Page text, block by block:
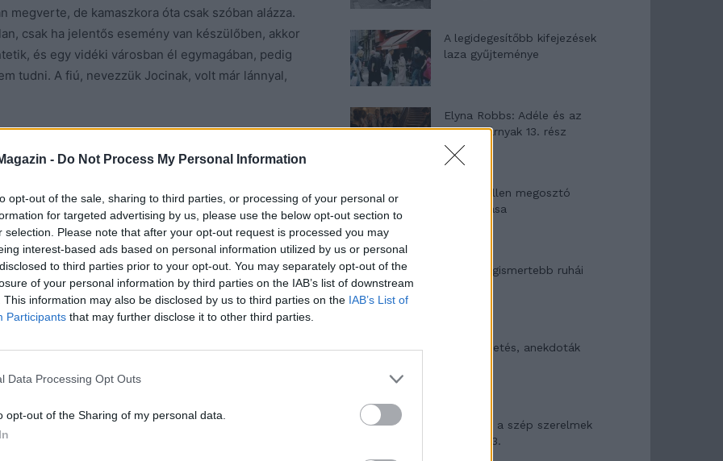
- Do Not Process My Personal Information
opt-out of the sale, sharing to third parties, or processing of your personal or
for targeted advertising by us, please use the below opt-out section to
selection. Please note that after your opt-out request is processed you may
interest-based ads based on personal information utilized by us or personal
to third parties prior to your opt-out. You may separately opt-out of the
of your personal information by third parties on the IAB’s list of downstream
This information may also be disclosed by us to third parties on the IAB’s List of
Participants that may further disclose it to other third parties.
Data Processing Opt Outs
opt-out of the Sharing of my personal data.
megverte, de kamaszkora óta csak szóban alázza.
csak ha jelentős esemény van készülőben, akkor
és egy vidéki városban él egymagában, pedig
tudni. A fiú, nevezzük Jocinak, volt már lánnyal,
hasonlóval nem „szerencséje”, először fel se
barátja se kedveli, legfeljebb dörgölőznek hozzá.
mint akit éheztetnek. Csont és bőr teste rosszabb
de már akkor volt bennem annyi profizmus,
vele egy kis bort, mire észre tért. Az öt percet
időben hagytam, hogy feloldódjon. Másfél óra
Kinyögte, hogy szeretne gyúrni, úszni, de
én leszek, akinek majd meg akarja mutatni,
bizonyítani. Ez baj. Fél évet adtam neki, úgy
elfelejteni, hogy nálam járt.
Félt és teljesíteni akart. Javasoltam neki,
haját, és öltözködési tanácsokat is adhat.
A legidegesítőbb kifejezések
laza gyűjteménye
Elyna Robbs: Adéle és az
örökölt árnyak 13. rész
Woody Allen megosztó
zsenialitása
A világ legismertebb ruhái
Nyár, nevetés, anekdoták
Panna és a szép szerelmek
mítosza 3.